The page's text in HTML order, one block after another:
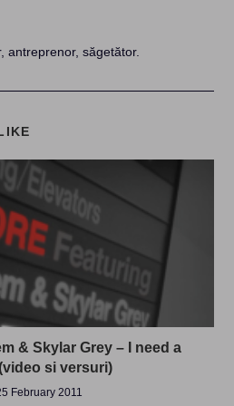
antreprenor, săgetător.
& Skylar Grey – I need a
si versuri)
February 2011